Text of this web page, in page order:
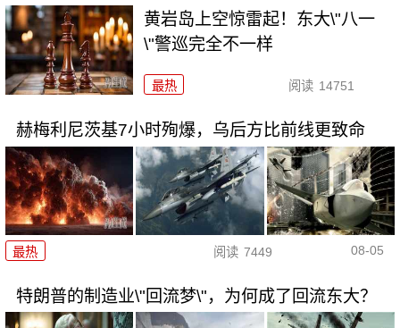
黄岩岛上空惊雷起！东大\"八一
\"警巡完全不一样
最热 阅读 14751
赫梅利尼茨基7小时殉爆，乌后方比前线更致命
最热 阅读 7449 08-05
特朗普的制造业\"回流梦\"，为何成了回流东大？